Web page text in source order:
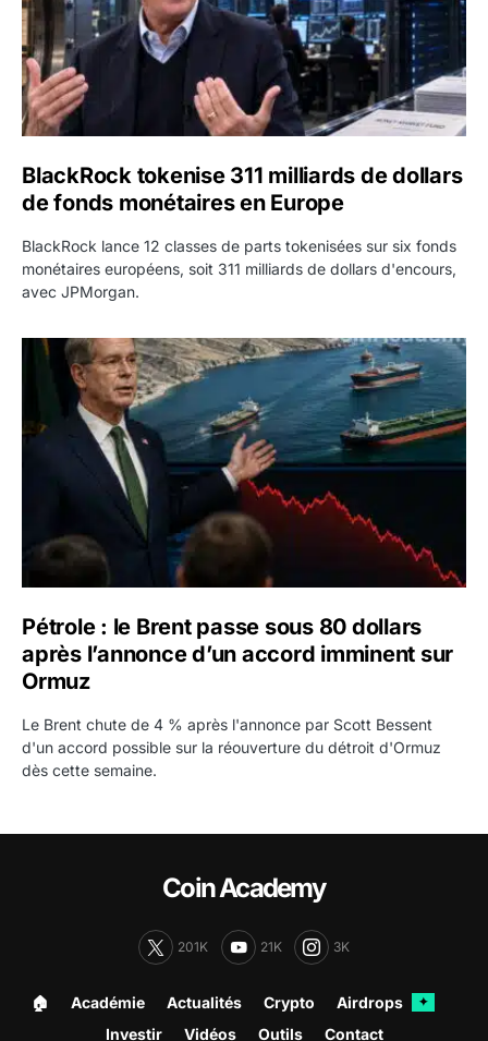
BlackRock tokenise 311 milliards de dollars
de fonds monétaires en Europe
BlackRock lance 12 classes de parts tokenisées sur six fonds
monétaires européens, soit 311 milliards de dollars d'encours,
avec JPMorgan.
Pétrole : le Brent passe sous 80 dollars après
Pétrole : le Brent passe sous 80 dollars
après l’annonce d’un accord imminent sur
Ormuz
Le Brent chute de 4 % après l'annonce par Scott Bessent
d'un accord possible sur la réouverture du détroit d'Ormuz
dès cette semaine.
Coin Academy
201K 21K 3K
🏠︎ Académie Actualités Crypto Airdrops ✦
Investir Vidéos Outils Contact